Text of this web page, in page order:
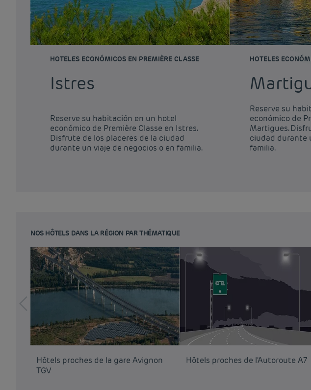
HOTELES ECONÓMICOS EN PREMIÈRE CLASSE
Istres
Reserve su habitación en un hotel
económico de Première Classe en Istres.
Disfrute de los placeres de la ciudad
durante un viaje de negocios o en familia.
HOTELES
Reserve su
económico de
Martigues.
ciudad durante
familia.
NOS HÔTELS DANS LA RÉGION PAR THÉMATIQUE
Hôtels proches de la gare Avignon
TGV
Hôtels proches de l'Autoroute A7